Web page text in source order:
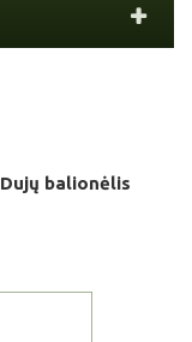
Dujų balionėlis